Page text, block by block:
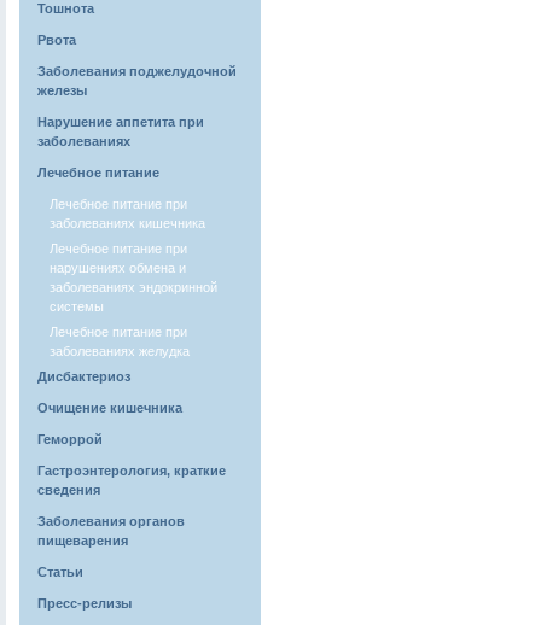
Тошнота
Рвота
Заболевания поджелудочной
железы
Нарушение аппетита при
заболеваниях
Лечебное питание
Лечебное питание при
заболеваниях кишечника
Лечебное питание при
нарушениях обмена и
заболеваниях эндокринной
системы
Лечебное питание при
заболеваниях желудка
Дисбактериоз
Очищение кишечника
Геморрой
Гастроэнтерология, краткие
сведения
Заболевания органов
пищеварения
Статьи
Пресс-релизы